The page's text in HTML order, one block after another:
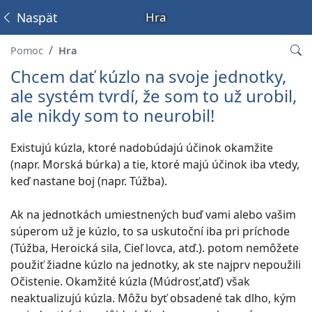
Hra
Naspäť
Pomoc Hra
Chcem dať kúzlo na svoje jednotky,
ale systém tvrdí, že som to už urobil,
ale nikdy som to neurobil!
Existujú kúzla, ktoré nadobúdajú účinok okamžite
(napr. Morská búrka) a tie, ktoré majú účinok iba vtedy,
keď nastane boj (napr. Túžba).
Ak na jednotkách umiestnených buď vami alebo vašim
súperom už je kúzlo, to sa uskutoční iba pri príchode
(Túžba, Heroická sila, Cieľ lovca, atď.). potom nemôžete
použiť žiadne kúzlo na jednotky, ak ste najprv nepoužili
Očistenie. Okamžité kúzla (Múdrosť,atď) však
neaktualizujú kúzla. Môžu byť obsadené tak dlho, kým